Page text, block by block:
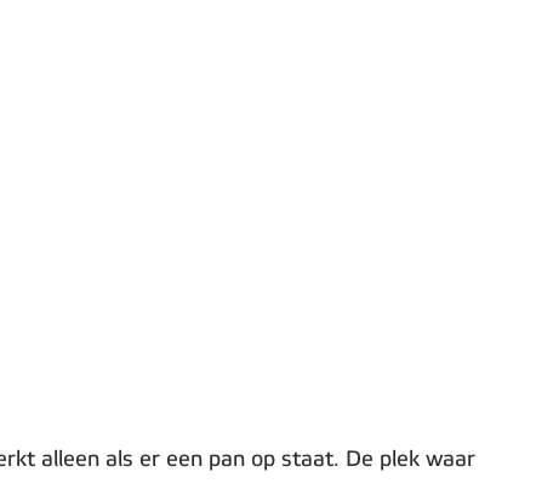
alleen als er een pan op staat. De plek waar